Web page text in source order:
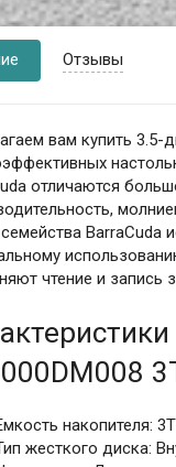
Отзывы
вам купить
отличаются
BarraCuda
чтение и запись
накопителя:
жесткого диска: